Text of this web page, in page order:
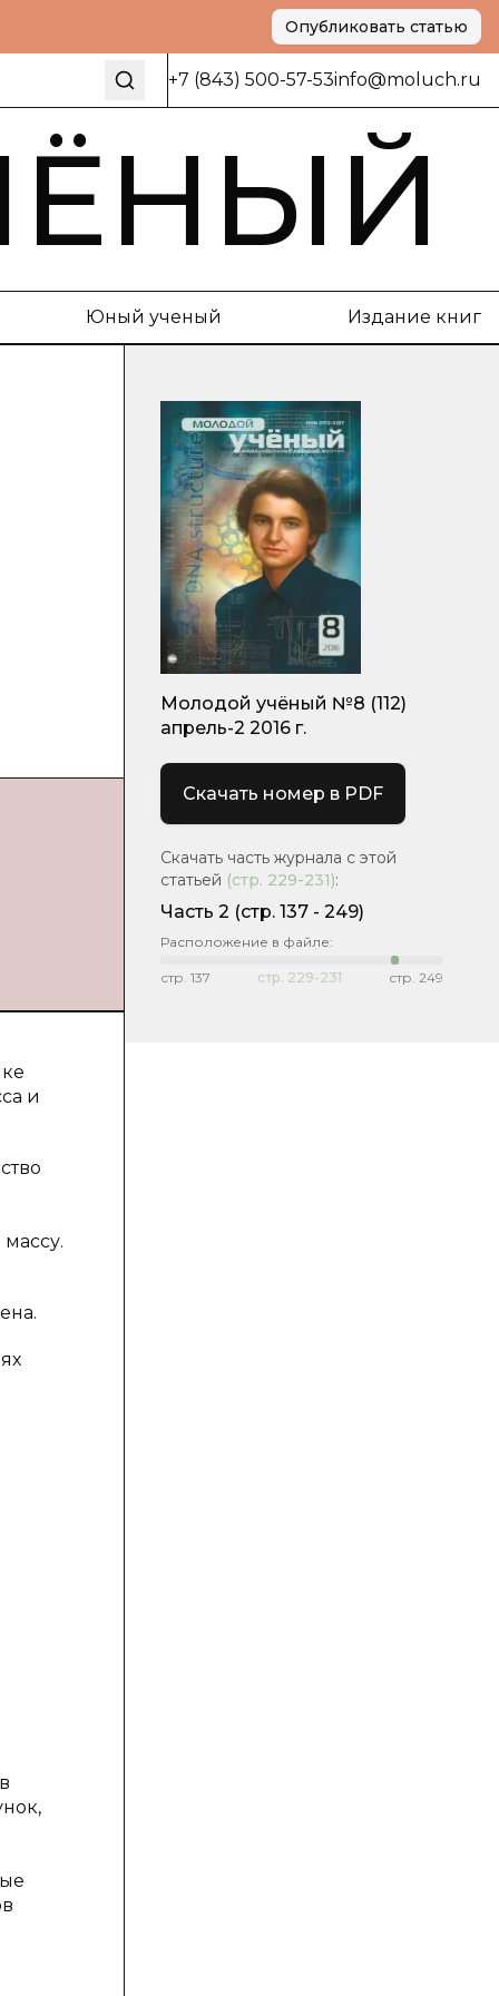
Опубликовать статью
+7 (843) 500-57-53info@moluch.ru
Юный ученый Издание книг
и
Молодой учёный №8 (112)
апрель-2 2016 г.
Скачать номер в PDF
Скачать часть журнала с этой
статьей (стр. 229-231):
Часть 2 (cтр. 137 - 249)
Расположение в файле:
стр. 137 стр. 229-231 стр. 249